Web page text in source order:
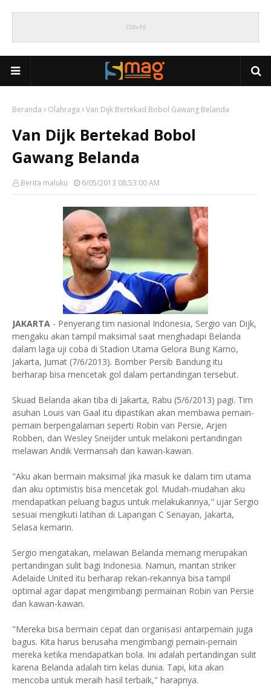
Beranda Olahraga Van Dijk Bertekad Bobol Gawang Belanda
Van Dijk Bertekad Bobol
Gawang Belanda
Berita maluku 6/05/2013 08:53:00 AM
JAKARTA - Penyerang tim nasional Indonesia, Sergio van Dijk,
mengaku akan tampil maksimal saat menghadapi Belanda
dalam laga uji coba di Stadion Utama Gelora Bung Karno,
Jakarta, Jumat (7/6/2013). Bomber Persib Bandung itu
berharap bisa mencetak gol dalam pertandingan tersebut.
Skuad Belanda akan tiba di Jakarta, Rabu (5/6/2013) pagi. Tim
asuhan Louis van Gaal itu dipastikan akan membawa pemain-
pemain berpengalaman seperti Robin van Persie, Arjen
Robben, dan Wesley Sneijder untuk melakoni pertandingan
melawan Andik Vermansah dan kawan-kawan.
"Aku akan bermain maksimal jika masuk ke dalam tim utama
dan aku optimistis bisa mencetak gol. Mudah-mudahan aku
mendapatkan peluang bagus untuk melakukannya," ujar Sergio
sesuai mengikuti latihan di Lapangan C Senayan, Jakarta,
Selasa kemarin.
Sergio mengatakan, melawan Belanda memang merupakan
pertandingan sulit bagi Indonesia. Namun, mantan striker
Adelaide United itu berharap rekan-rekannya bisa tampil
optimal agar dapat mengimbangi permainan Robin van Persie
dan kawan-kawan.
"Mereka bisa bermain cepat dan organisasi antarpemain juga
bagus. Kita harus berusaha mengimbangi pemain-pemain
mereka ketika mendapatkan bola. Ini adalah pertandingan sulit
karena Belanda adalah tim kelas dunia. Tapi, kita akan
mencoba untuk meraih hasil terbaik," harapnya.